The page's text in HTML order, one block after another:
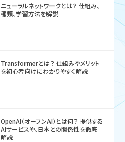
ニューラルネットワークとは？ 仕組み、
種類、学習方法を解説
Transformerとは？ 仕組みやメリット
を初心者向けにわかりやすく解説
OpenAI（オープンAI）とは何？ 提供する
AIサービスや、日本との関係性を徹底
解説